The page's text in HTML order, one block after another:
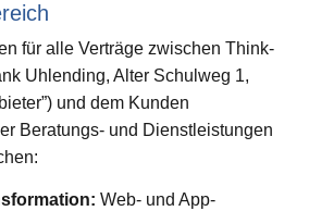
für alle Verträge zwischen Think-
Uhlending, Alter Schulweg 1,
und dem Kunden
Beratungs- und Dienstleistungen
Web- und App-